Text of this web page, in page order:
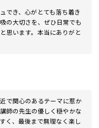
でき、心がとても落ち着き
の大切さを、ぜひ日常でも
思います。本当にありがと
で関心のあるテーマに惹か
師の先生の優しく穏やかな
く、最後まで無理なく楽し